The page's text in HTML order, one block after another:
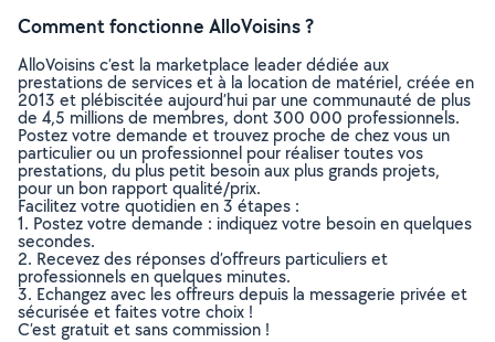
Comment fonctionne AlloVoisins ?
AlloVoisins c’est la marketplace leader dédiée aux
prestations de services et à la location de matériel, créée en
2013 et plébiscitée aujourd’hui par une communauté de plus
de 4,5 millions de membres, dont 300 000 professionnels.
Postez votre demande et trouvez proche de chez vous un
particulier ou un professionnel pour réaliser toutes vos
prestations, du plus petit besoin aux plus grands projets,
pour un bon rapport qualité/prix.
Facilitez votre quotidien en 3 étapes :
1. Postez votre demande : indiquez votre besoin en quelques
secondes.
2. Recevez des réponses d’offreurs particuliers et
professionnels en quelques minutes.
3. Echangez avec les offreurs depuis la messagerie privée et
sécurisée et faites votre choix !
C’est gratuit et sans commission !